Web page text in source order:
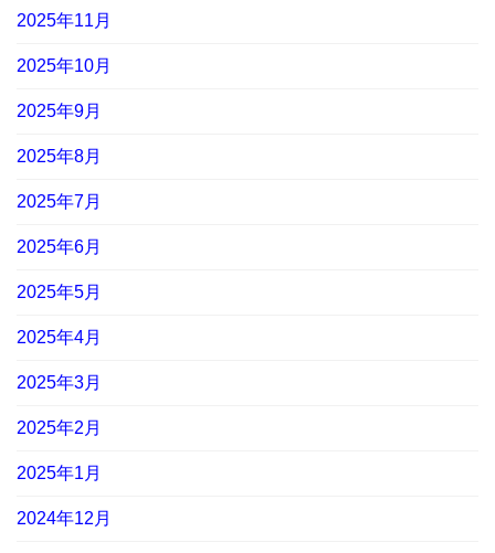
2025年11月
2025年10月
2025年9月
2025年8月
2025年7月
2025年6月
2025年5月
2025年4月
2025年3月
2025年2月
2025年1月
2024年12月